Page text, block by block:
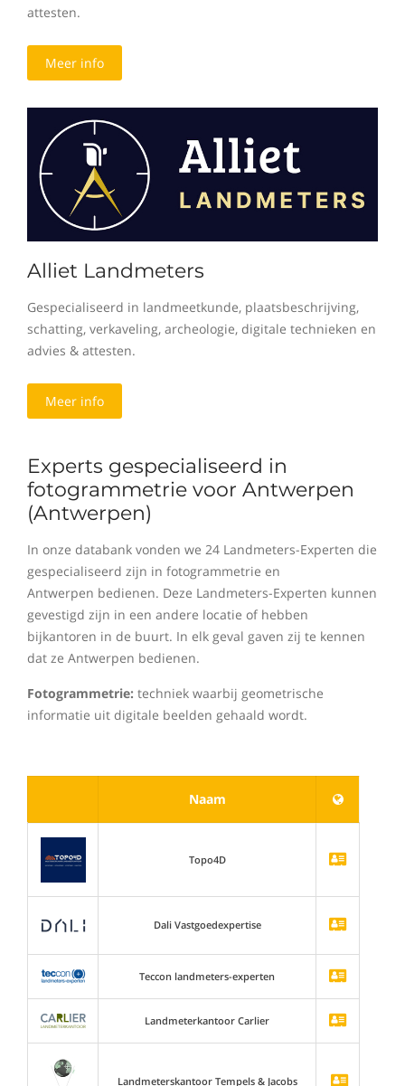
attesten.
Meer info
Alliet Landmeters
Gespecialiseerd in landmeetkunde, plaatsbeschrijving,
schatting, verkaveling, archeologie, digitale technieken en
advies & attesten.
Meer info
Experts gespecialiseerd in
fotogrammetrie voor Antwerpen
(Antwerpen)
In onze databank vonden we 24 Landmeters-Experten die
gespecialiseerd zijn in fotogrammetrie en
Antwerpen bedienen. Deze Landmeters-Experten kunnen
gevestigd zijn in een andere locatie of hebben
bijkantoren in de buurt. In elk geval gaven zij te kennen
dat ze Antwerpen bedienen.
Fotogrammetrie: techniek waarbij geometrische
informatie uit digitale beelden gehaald wordt.
Naam
Topo4D
Dali Vastgoedexpertise
Teccon landmeters-experten
Landmeterkantoor Carlier
Landmeterskantoor Tempels & Jacobs